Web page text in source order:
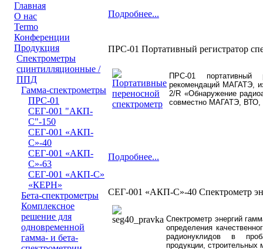
Главная
О нас
Termo
Конференции
Продукция
Cпектрометры
сцинтилляционные /
ППД
Гамма-спектрометры
ПРС-01
СЕГ-001 "АКП-
С"-150
СЕГ-001 «АКП-
С»-40
СЕГ-001 «АКП-
С»-63
СЕГ-001 «АКП-С»
«КЕРН»
Бета-спектрометры
Комплексное
решение для
одновременной
гамма- и бета-
Подробнее...
ПРС-01 Портативный регистратор
ПРС-01 портативный
рекомендаций МАГАТЭ,
2/R «Обнаружение
совместно МАГАТЭ, ВТО,
Подробнее...
СЕГ-001 «АКП-С»-40 Спектрометр
Спектрометр энергий
определения
радионуклидов в
продукции, строительных